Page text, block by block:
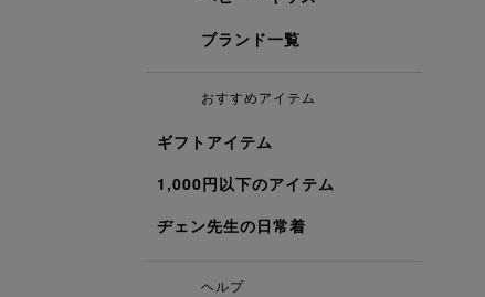
ブランド一覧
おすすめアイテム
ギフトアイテム
1,000円以下のアイテム
ヂェン先生の日常着
ヘルプ